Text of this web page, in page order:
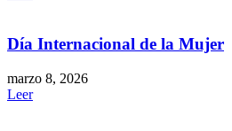
Día Internacional de la Mujer
marzo 8, 2026
Leer